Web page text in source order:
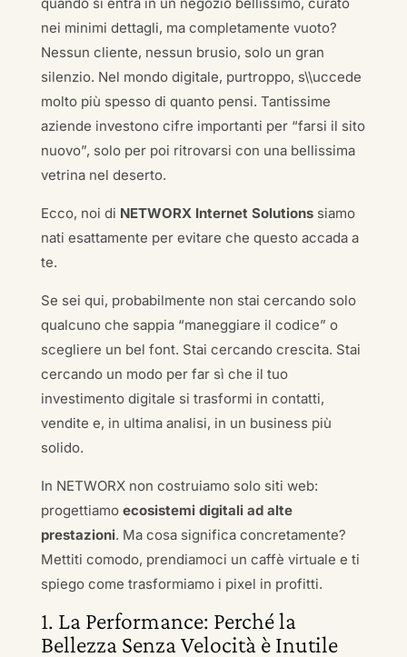
nei minimi dettagli, ma completamente vuoto?
Nessun cliente, nessun brusio, solo un gran
silenzio. Nel mondo digitale, purtroppo, s\\uccede
molto più spesso di quanto pensi. Tantissime
aziende investono cifre importanti per “farsi il sito
nuovo”, solo per poi ritrovarsi con una bellissima
vetrina nel deserto.
Ecco, noi di NETWORX Internet Solutionssiamo
nati esattamente per evitare che questo accada a
te.
Se sei qui, probabilmente non stai cercando solo
qualcuno che sappia “maneggiare il codice” o
scegliere un bel font. Stai cercando crescita. Stai
cercando un modo per far sì che il tuo
investimento digitale si trasformi in contatti,
vendite e, in ultima analisi, in un business più
solido.
In NETWORX non costruiamo solo siti web:
progettiamo ecosistemi digitali ad alte
prestazioni. Ma cosa significa concretamente?
Mettiti comodo, prendiamoci un caffè virtuale e ti
spiego come trasformiamo i pixel in profitti.
1. La Performance: Perché la
Bellezza Senza Velocità è Inutile